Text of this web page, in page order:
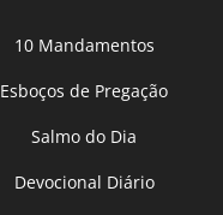
10 Mandamentos
Esboços de Pregação
Salmo do Dia
Devocional Diário